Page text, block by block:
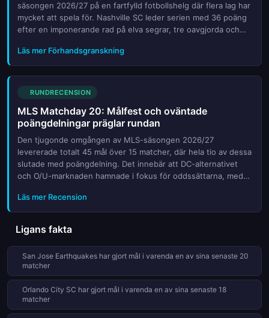
säsongen 2026/27 på en fartfylld fotbollshelg där flera lag har
mycket att spela för. Nashville SC leder serien med 36 poäng
efter en imponerande rad på elva segrar, tre oavgjorda och
Läs mer Förhandsgranskning
RUNDRECENSION
MLS Matchday 20: Målfest och oväntade
poängdelningar präglar rundan
Den tjugonde omgången av MLS-säsongen 2026/27
levererade totalt 45 mål över 15 matcher, där hela tio av dessa
slutade med poängdelning. Det innebär att DC-alternativet
och O/U-marknaden hamnade i fokus för oddssättarna, medan
det vanlig...
Läs mer Recension
Ligans fakta
San Jose Earthquakes har gjort mål i varenda en av sina senaste 20
matcher
Orlando City SC har gjort mål i varenda en av sina senaste 18
matcher